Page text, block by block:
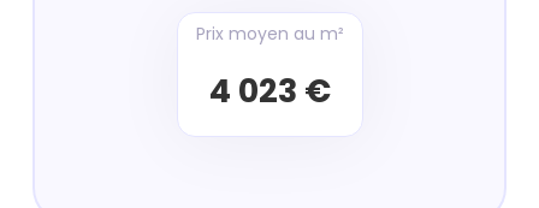
Prix moyen au m²
4 023 €